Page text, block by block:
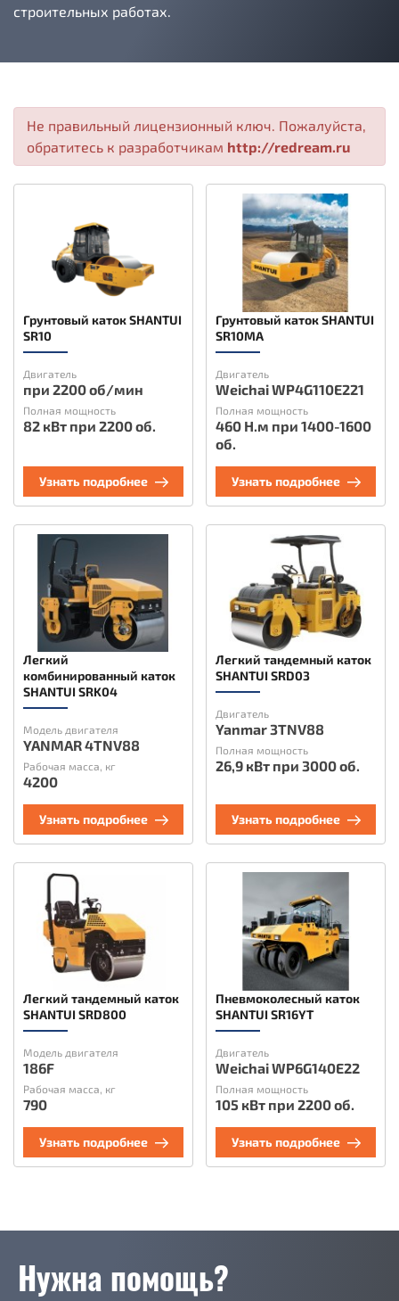
строительных работах.
Не правильный лицензионный ключ. Пожалуйста,
обратитесь к разработчикам http://redream.ru
Грунтовый каток SHANTUI
SR10
Двигатель
при 2200 об/мин
Полная мощность
82 кВт при 2200 об.
Узнать подробнее
Грунтовый каток SHANTUI
SR10MA
Двигатель
Weichai WP4G110E221
Полная мощность
460 Н.м при 1400-1600
об.
Узнать подробнее
Легкий
комбинированный каток
SHANTUI SRK04
Модель двигателя
YANMAR 4TNV88
Рабочая масса, кг
4200
Узнать подробнее
Легкий тандемный каток
SHANTUI SRD03
Двигатель
Yanmar 3TNV88
Полная мощность
26,9 кВт при 3000 об.
Узнать подробнее
Легкий тандемный каток
SHANTUI SRD800
Модель двигателя
186F
Рабочая масса, кг
790
Узнать подробнее
Пневмоколесный каток
SHANTUI SR16YT
Двигатель
Weichai WP6G140E22
Полная мощность
105 кВт при 2200 об.
Узнать подробнее
Нужна помощь?